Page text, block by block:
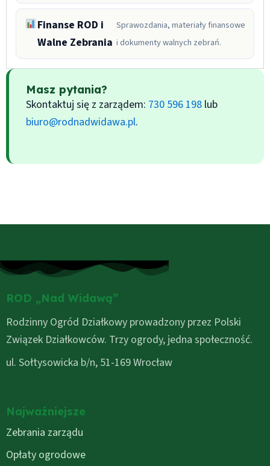
Finanse ROD i
Walne Zebrania
Sprawozdania, materiały finansowe
i dokumenty walnych zebrań.
Masz pytania?
Skontaktuj się z zarządem: 730 596 198 lub
biuro@rodnadwidawa.pl.
ROD „Nad Widawą”
Rodzinny Ogród Działkowy prowadzony przez Polski
Związek Działkowców. Trzy ogrody, jedna społeczność.
ul. Sołtysowicka b/n, 51-169 Wrocław
Najważniejsze
Zebrania zarządu
Opłaty ogrodowe